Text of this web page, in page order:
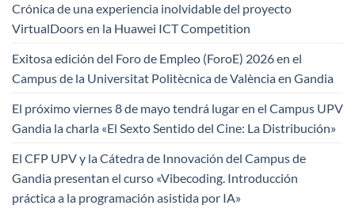
Crónica de una experiencia inolvidable del proyecto
VirtualDoors en la Huawei ICT Competition
Exitosa edición del Foro de Empleo (ForoE) 2026 en el
Campus de la Universitat Politècnica de València en Gandia
El próximo viernes 8 de mayo tendrá lugar en el Campus UPV
Gandia la charla «El Sexto Sentido del Cine: La Distribución»
El CFP UPV y la Cátedra de Innovación del Campus de
Gandia presentan el curso «Vibecoding. Introducción
práctica a la programación asistida por IA»